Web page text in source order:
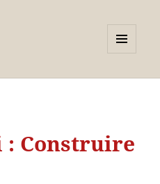
et
WIDGETS
: Construire